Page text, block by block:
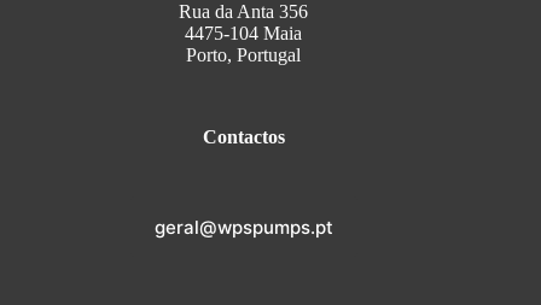
Rua da Anta 356
4475-104 Maia
Porto, Portugal
Contactos
geral@wpspumps.pt